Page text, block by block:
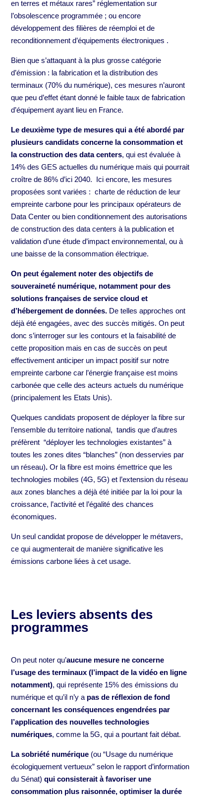
en terres et métaux rares” réglementation sur
l’obsolescence programmée ; ou encore
développement des filières de réemploi et de
reconditionnement d’équipements électroniques .
Bien que s’attaquant à la plus grosse catégorie
d’émission : la fabrication et la distribution des
terminaux (70% du numérique), ces mesures n’auront
que peu d’effet étant donné le faible taux de fabrication
d’équipement ayant lieu en France.
Le deuxième type de mesures qui a été abordé par
plusieurs candidats concerne la consommation et
la construction des data centers, qui est évaluée à
14% des GES actuelles du numérique mais qui pourrait
croître de 86% d’ici 2040. Ici encore, les mesures
proposées sont variées : charte de réduction de leur
empreinte carbone pour les principaux opérateurs de
Data Center ou bien conditionnement des autorisations
de construction des data centers à la publication et
validation d’une étude d’impact environnemental, ou à
une baisse de la consommation électrique.
On peut également noter des objectifs de
souveraineté numérique, notamment pour des
solutions françaises de service cloud et
d’hébergement de données. De telles approches ont
déjà été engagées, avec des succès mitigés. On peut
donc s’interroger sur les contours et la faisabilité de
cette proposition mais en cas de succès on peut
effectivement anticiper un impact positif sur notre
empreinte carbone car l’énergie française est moins
carbonée que celle des acteurs actuels du numérique
(principalement les Etats Unis).
Quelques candidats proposent de déployer la fibre sur
l’ensemble du territoire national, tandis que d’autres
préfèrent “déployer les technologies existantes” à
toutes les zones dites “blanches” (non desservies par
un réseau).Or la fibre est moins émettrice que les
technologies mobiles (4G, 5G) et l’extension du réseau
aux zones blanches a déjà été initiée par la loi pour la
croissance, l’activité et l’égalité des chances
économiques.
Un seul candidat propose de développer le métavers,
ce qui augmenterait de manière significative les
émissions carbone liées à cet usage.
Les leviers absents des
programmes
On peut noter qu’aucune mesure ne concerne
l’usage des terminaux (l’impact de la vidéo en ligne
notamment), qui représente 15% des émissions du
numérique et qu’il n’y a pas de réflexion de fond
concernant les conséquences engendrées par
l’application des nouvelles technologies
numériques, comme la 5G, qui a pourtant fait débat.
La sobriété numérique (ou “Usage du numérique
écologiquement vertueux” selon le rapport d’information
du Sénat) qui consisterait à favoriser une
consommation plus raisonnée, optimiser la durée